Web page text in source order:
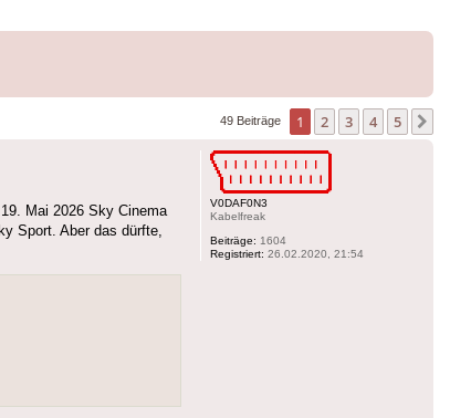
49 Beiträge 1 2 3 4 5
V0DAF0N3
Kabelfreak
Beiträge: 1604
Registriert: 26.02.2020, 21:54
Mai 2026 Sky Cinema
Sport. Aber das dürfte,